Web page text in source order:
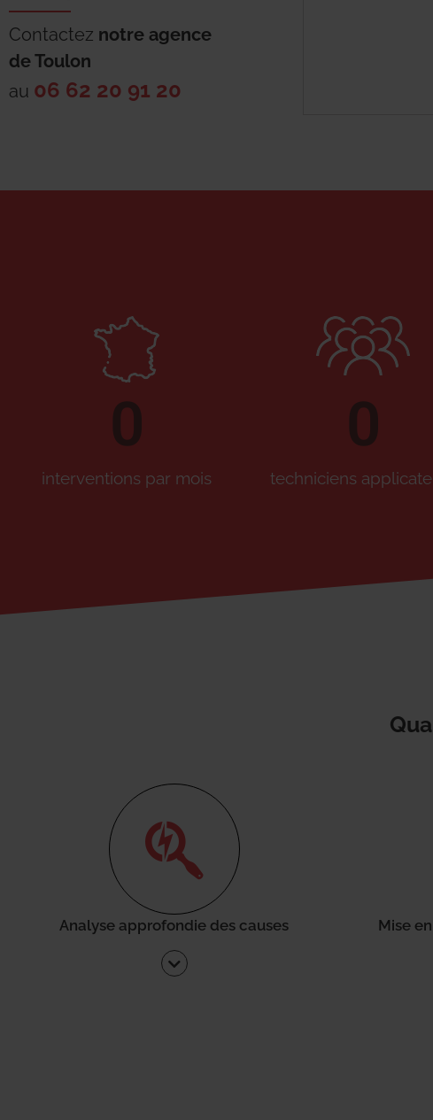
Contactez notre agence
deToulon
au 06 62 20 91 20
interventions par mois
0
techniciens
0
Analyse approfondie des causes Mise